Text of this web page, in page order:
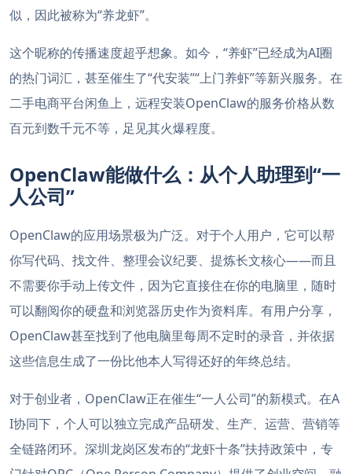
似，因此被称为“养龙虾”。
这个昵称的传播速度超乎想象。如今，“养虾”已经成为AI圈
的热门词汇，甚至催生了“代安装”“上门养虾”等新兴服务。在
二手电商平台闲鱼上，远程安装OpenClaw的服务价格从数
百元到数千元不等，足见其火爆程度。
OpenClaw能做什么：从个人助理到“一
人公司”
OpenClaw的应用场景极为广泛。对于个人用户，它可以帮
你写代码、找文件、整理会议纪要、提炼长文核心——而且
不需要你手动上传文件，因为它直接住在你的电脑里，随时
可以翻阅你的硬盘和浏览器历史作为资料库。有用户分享，
OpenClaw甚至找到了他电脑里每周不定时的录音，并依据
这些信息生成了一份比他本人写得还好的年终总结。
对于创业者，OpenClaw正在催生“一人公司”的新模式。在A
I协同下，个人可以独立完成产品研发、生产、运营、营销等
全链路闭环。深圳龙岗区发布的“龙虾十条”扶持政策中，专